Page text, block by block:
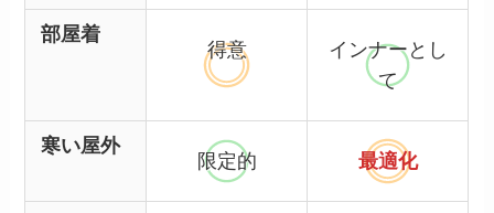
部屋着
得意
インナーとし
て
寒い屋外
限定的 最適化